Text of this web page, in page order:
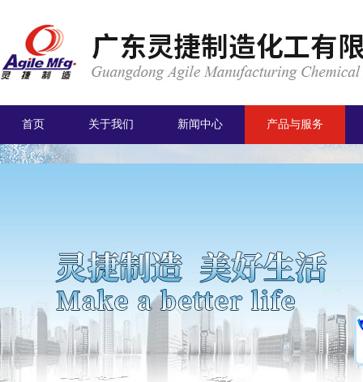
首页 关于我们 新闻中心 产品与服务